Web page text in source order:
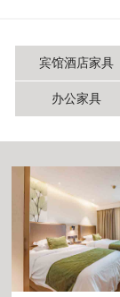
宾馆酒店家具
办公家具